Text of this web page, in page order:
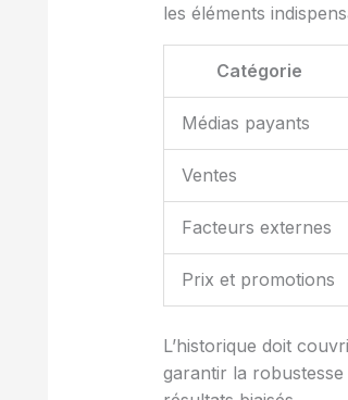
les éléments
Catégorie
Médias payants
Ventes
Facteurs externes
Prix et promotions
L’historique doit
garantir la